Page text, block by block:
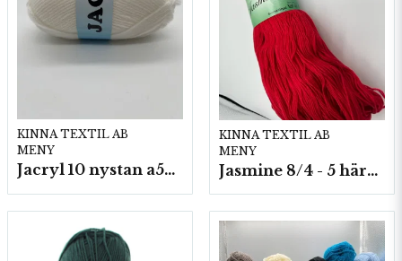
KINNA TEXTIL AB
MENY
Jacryl 10 nystan a50g./fp.
KINNA TEXTIL AB
MENY
Jasmine 8/4 - 5 härvor a200g./fp.